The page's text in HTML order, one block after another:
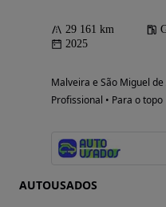
29 161 km
2025
Malveira e São Miguel
Profissional • Para o topo
AUTOUSADOS